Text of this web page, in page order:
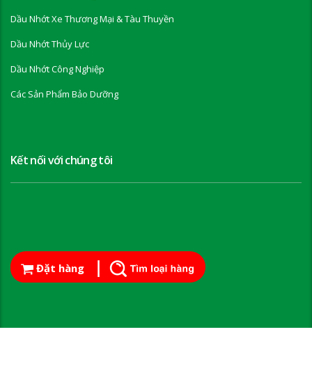
Đặt hàng
Dầu Nhớt Xe Thương Mại & Tàu Thuyền
Dầu Nhớt Thủy Lực
Dầu Nhớt Công Nghiệp
Các Sản Phẩm Bảo Dưỡng
Kết nối với chúng tôi